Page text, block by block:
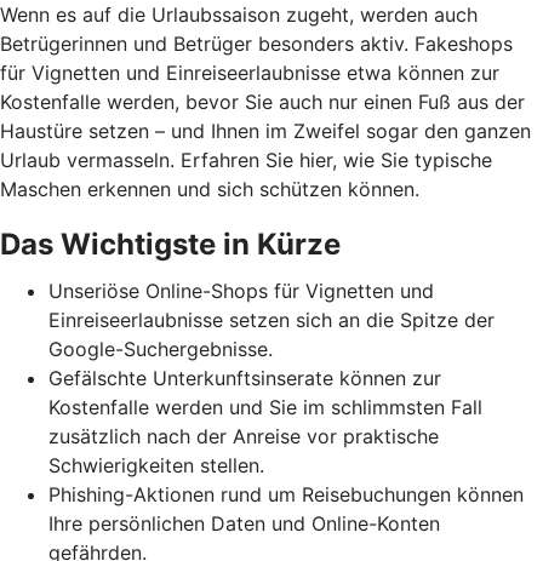
Wenn es auf die Urlaubssaison zugeht, werden auch
Betrügerinnen und Betrüger besonders aktiv. Fakeshops
für Vignetten und Einreiseerlaubnisse etwa können zur
Kostenfalle werden, bevor Sie auch nur einen Fuß aus der
Haustüre setzen – und Ihnen im Zweifel sogar den ganzen
Urlaub vermasseln. Erfahren Sie hier, wie Sie typische
Maschen erkennen und sich schützen können.
Das Wichtigste in Kürze
Unseriöse Online-Shops für Vignetten und
Einreiseerlaubnisse setzen sich an die Spitze der
Google-Suchergebnisse.
Gefälschte Unterkunftsinserate können zur
Kostenfalle werden und Sie im schlimmsten Fall
zusätzlich nach der Anreise vor praktische
Schwierigkeiten stellen.
Phishing-Aktionen rund um Reisebuchungen können
Ihre persönlichen Daten und Online-Konten
gefährden.